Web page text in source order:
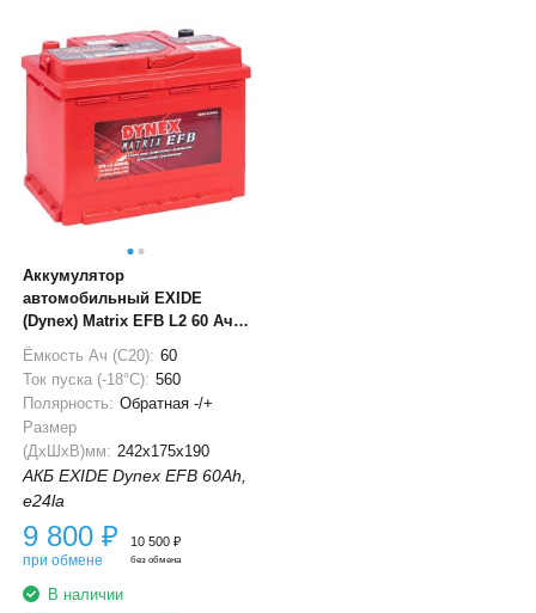
Аккумулятор
автомобильный EXIDE
(Dynex) Matrix EFB L2 60 Ач
560А
Ёмкость Ач (С20): 60
Ток пуска (-18°С): 560
Полярность: Обратная -/+
Размер
(ДхШхВ)мм: 242x175x190
АКБ EXIDE Dynex EFB 60Ah,
e24la
9 800 ₽
при обмене
10 500 ₽
без обмена
В наличии